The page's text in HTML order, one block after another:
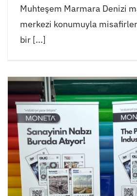
Muhteşem Marmara Denizi
merkezi konumuyla
bir [...]